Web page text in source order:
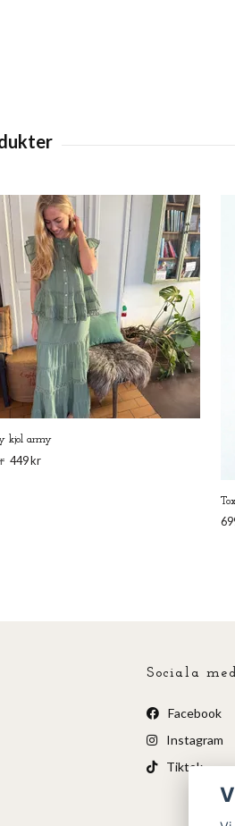
kjol army
449 kr
Sociala
Facebook
Instagram
Tiktok